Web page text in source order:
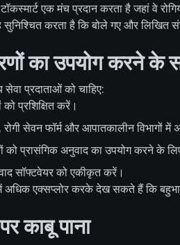
एक मंच प्रदान करता है जहां वे
करता है कि बोले गए और लिखित
का उपयोग करने के
प्रदाताओं को चाहिए:
प्रशिक्षित करें।
रोगी सेवन फॉर्म और आपातकालीन विभागों
को प्रासंगिक अनुवाद का उपयोग करने के
सॉफ्टवेयर को एकीकृत करें।
अधिक एक्सप्लोर करके देख सकते हैं कि
काबू पाना